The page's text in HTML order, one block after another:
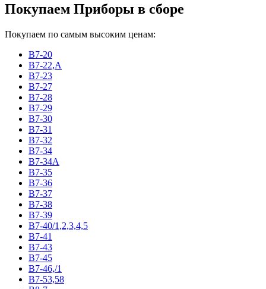
Покупаем Приборы в сборе
Покупаем по самым высоким ценам:
В7-20
В7-22,А
В7-23
В7-27
В7-28
В7-29
В7-30
В7-31
В7-32
В7-34
В7-34А
В7-35
В7-36
В7-37
В7-38
В7-39
В7-40/1,2,3,4,5
В7-41
В7-43
В7-45
В7-46,/1
В7-53,58